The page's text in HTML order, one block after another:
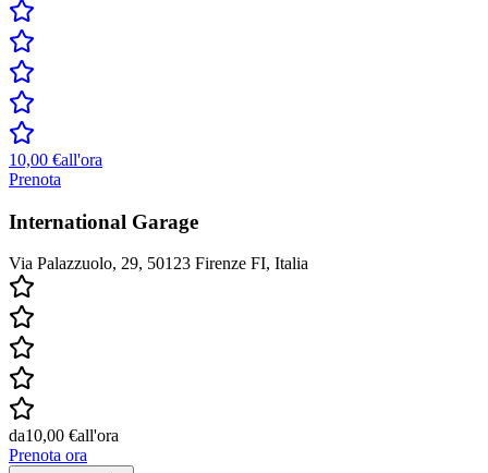
10,00 €all'ora
Prenota
International Garage
Via Palazzuolo, 29, 50123 Firenze FI, Italia
da10,00 €all'ora
Prenota ora